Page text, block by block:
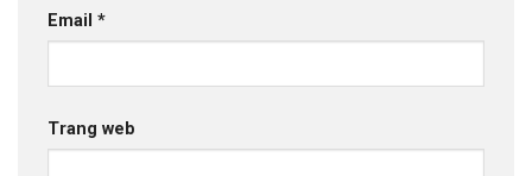
Email *
Trang web